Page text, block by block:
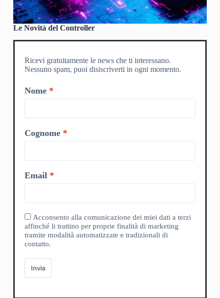
Le Novità del Controller
Ricevi gratuitamente le news che ti interessano.
Nessuno spam, puoi disiscriverti in ogni momento.
Nome
Cognome
Email
Acconsento alla comunicazione dei miei dati a terzi
affinché li trattino per proprie finalità di marketing
tramite modalità automatizzate e tradizionali di
contatto.
Invia